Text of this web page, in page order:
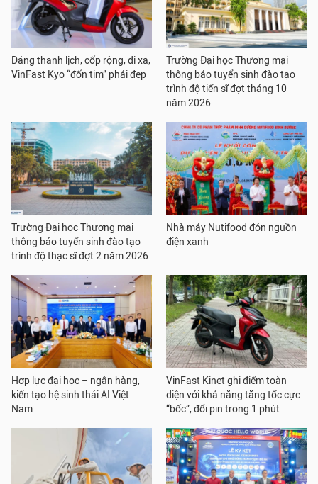
Dáng thanh lịch, cốp rộng, đi xa,
VinFast Kyo “đốn tim” phái đẹp
Trường Đại học Thương mại
thông báo tuyển sinh đào tạo
trình độ tiến sĩ đợt tháng 10
năm 2026
Trường Đại học Thương mại
thông báo tuyển sinh đào tạo
trình độ thạc sĩ đợt 2 năm 2026
Nhà máy Nutifood đón nguồn
điện xanh
Hợp lực đại học – ngân hàng,
kiến tạo hệ sinh thái AI Việt
Nam
VinFast Kinet ghi điểm toàn
diện với khả năng tăng tốc cực
“bốc”, đổi pin trong 1 phút